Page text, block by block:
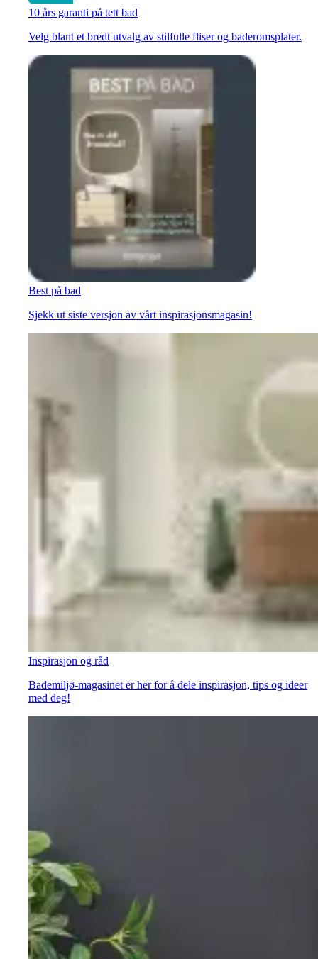
10 års garanti på tett bad
Velg blant et bredt utvalg av stilfulle fliser og baderomsplater.
Best på bad
Sjekk ut siste versjon av vårt inspirasjonsmagasin!
Inspirasjon og råd
Bademiljø-magasinet er her for å dele inspirasjon, tips og ideer
med deg!